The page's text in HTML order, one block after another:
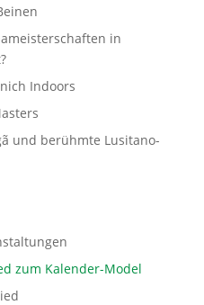
in
Indoors
und berühmte Lusitano-
zum Kalender-Model